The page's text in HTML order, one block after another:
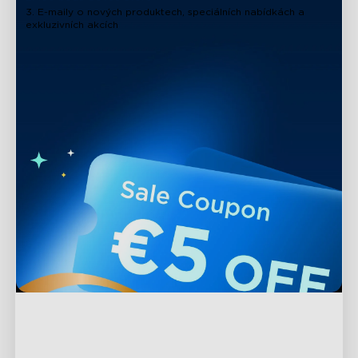
3. E-maily o nových produktech, speciálních nabídkách a
exkluzivních akcích